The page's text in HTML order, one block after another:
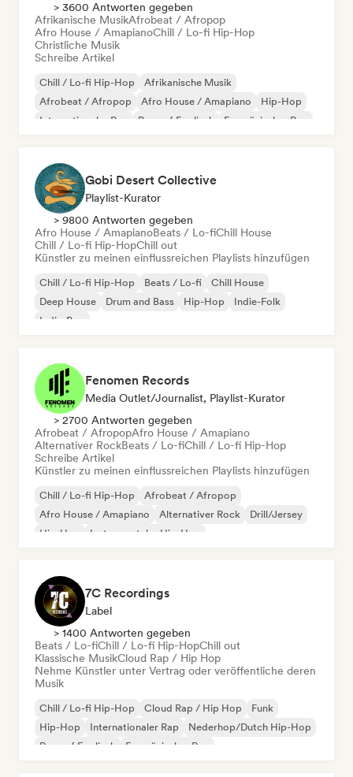
> 3600 Antworten gegeben
Afrikanische MusikAfrobeat / Afropop
Afro House / AmapianoChill / Lo-fi Hip-Hop
Christliche Musik
Schreibe Artikel
Chill / Lo-fi Hip-Hop
Afrikanische Musik
Afrobeat / Afropop
Afro House / Amapiano
Hip-Hop
Internationaler Rap
Rap auf Englisch Französischer Rap
Gobi Desert Collective
Playlist-Kurator
> 9800 Antworten gegeben
Afro House / AmapianoBeats / Lo-fiChill House
Chill / Lo-fi Hip-HopChill out
Künstler zu meinen einflussreichen Playlists hinzufügen
Chill / Lo-fi Hip-Hop Beats / Lo-fi
Chill House
Deep House
Drum and Bass Hip-Hop
Indie-Folk
Indie-Pop
Fenomen Records
Media Outlet/Journalist, Playlist-Kurator
> 2700 Antworten gegeben
Afrobeat / AfropopAfro House / Amapiano
Alternativer RockBeats / Lo-fiChill / Lo-fi Hip-Hop
Schreibe Artikel
Künstler zu meinen einflussreichen Playlists hinzufügen
Chill / Lo-fi Hip-Hop
Afrobeat / Afropop
Afro House / Amapiano
Alternativer Rock
Drill/Jersey
Hip-Hop
Instrumentaler Hip-Hop
7C Recordings
Label
> 1400 Antworten gegeben
Beats / Lo-fiChill / Lo-fi Hip-HopChill out
Klassische MusikCloud Rap / Hip Hop
Nehme Künstler unter Vertrag oder veröffentliche deren
Musik
Chill / Lo-fi Hip-Hop Cloud Rap / Hip Hop
Funk
Hip-Hop
Internationaler Rap
Nederhop/Dutch Hip-Hop
Rap auf Englisch
Französischer Rap